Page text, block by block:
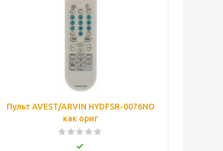
Пульт AVEST/ARVIN HYDFSR-0076NO
как ориг